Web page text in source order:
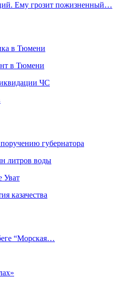
Ему грозит пожизненный…
в Тюмени
в Тюмени
ЧС
губернатора
литров воды
Уват
казачества
“Морская…